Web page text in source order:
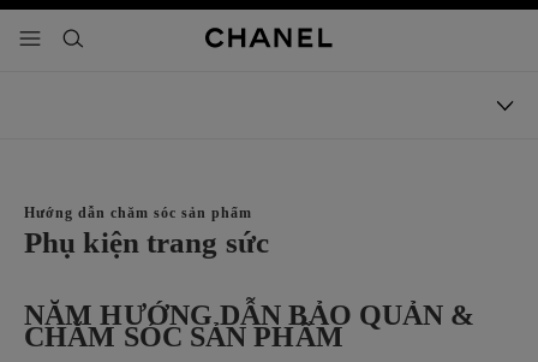
menu - điều hướng chính
- điều hướng chính
tìm kiếm
Hướng dẫn chăm sóc sản phẩm
Phụ kiện trang sức
NĂM HƯỚNG DẪN BẢO QUẢN &
CHĂM SÓC SẢN PHẨM